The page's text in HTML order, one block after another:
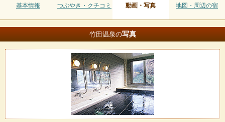
基本情報 つぶやき・クチコミ 動画・写真 地図・周辺の宿
竹田温泉の写真